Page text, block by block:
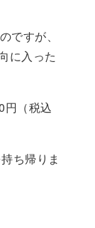
ですが、
に入った
円（税込
ち帰りま